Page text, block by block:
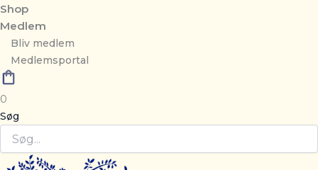
Shop
Medlem
Bliv medlem
Medlemsportal
0
Søg